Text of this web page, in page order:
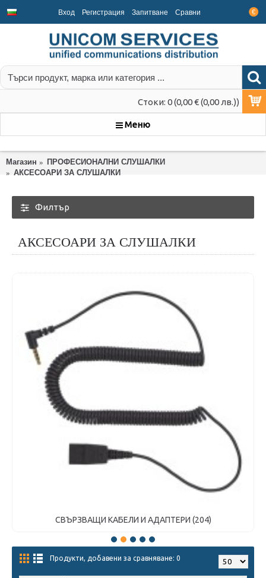
€
Вход Регистрация Запитване Срaвни
Стоки: 0 (0,00 € (0,00 лв.))
Меню
Магазин
ПРОФЕСИОНАЛНИ СЛУШАЛКИ
АКСЕСОАРИ ЗА СЛУШАЛКИ
Филтър
АКСЕСОАРИ ЗА СЛУШАЛКИ
USB АДАПТЕРИ (25)
Продукти, добавени за сравняване: 0